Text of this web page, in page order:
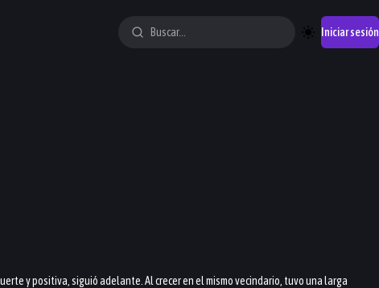
Iniciar sesión
y positiva, siguió adelante. Al crecer en el mismo vecindario, tuvo una larga